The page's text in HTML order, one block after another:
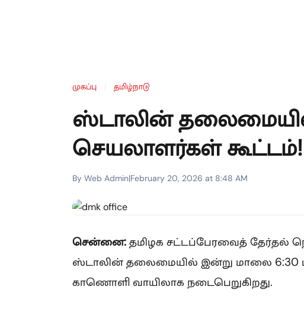
முகப்பு தமிழ்நாடு
ஸ்டாலின்
செயலாளர்கள் கூட்டம்!
By Web Admin|February 20, 2026 at 8:48 AM
சென்னை: தமிழக சட்டப்பேரவைத் தேர்தல்
ஸ்டாலின் தலைமையில் இன்று மாலை 6:30
காணொளி வாயிலாக நடைபெறுகிறது.